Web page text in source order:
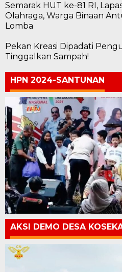
Semarak HUT ke-81 RI,
Olahraga, Warga Binaan
Lomba
Pekan Kreasi Dipadati
Tinggalkan Sampah!
HPN 2024-SANTUNAN
AKSI DEMO DESA